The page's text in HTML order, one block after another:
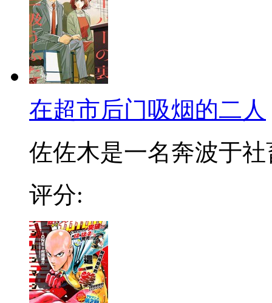
在超市后门吸烟的二人
佐佐木是一名奔波于社
评分: